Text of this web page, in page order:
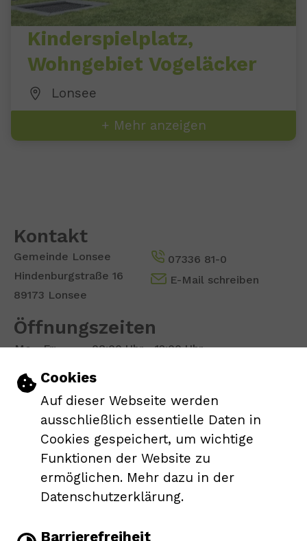
Einstellungen zu Cookies und
Cookies
Auf dieser Webseite werden
ausschließlich essentielle Daten in
Cookies gespeichert, um wichtige
Funktionen der Website zu
ermöglichen. Mehr dazu in der
Datenschutzerklärung.
Barrierefreiheit
Kinderspielplatz,
Wohngebiet Vogeläcker
Lonsee
+ Mehr anzeigen
Kontakt
Gemeinde Lonsee
Hindenburgstraße 16
89173 Lonsee
07336 81-0
E-Mail schreiben
Öffnungszeiten
Mo - Fr:
08:00 Uhr - 12:00 Uhr
Do:
Show larger version for: